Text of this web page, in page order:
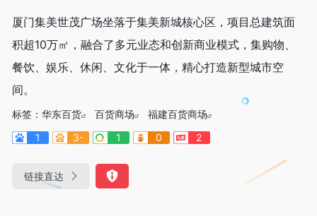
厦门集美世茂广场坐落于集美新城核心区，项目总建筑面
积超10万㎡，融合了多元业态和创新商业模式，集购物、
餐饮、娱乐、休闲、文化于一体，精心打造新型城市空
间。
标签： 华东百货 百货商场
福建百货商场
1
3- 1 0 2
链接直达